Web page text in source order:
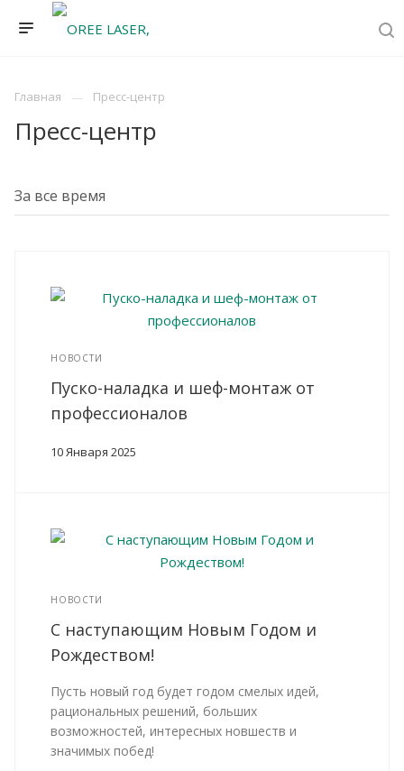
Главная Пресс-центр
Пресс-центр
НОВОСТИ
Пуско-наладка и шеф-монтаж от
профессионалов
10 Января 2025
НОВОСТИ
С наступающим Новым Годом и
Рождеством!
Пусть новый год будет годом смелых идей,
рациональных решений, больших
возможностей, интересных новшеств и
значимых побед!